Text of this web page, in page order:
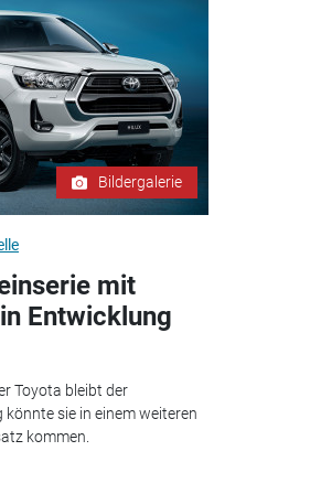
Bildergalerie
mit
Entwicklung
Toyota bleibt der
sie in einem weiteren
kommen.